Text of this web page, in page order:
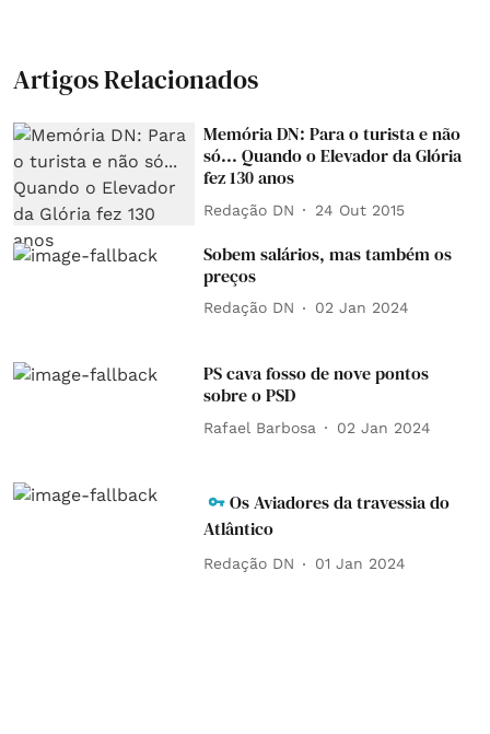
Artigos Relacionados
Memória DN: Para o turista e não
só... Quando o Elevador da Glória
fez 130 anos
Redação DN 24 Out 2015
Sobem salários, mas também os
preços
Redação DN 02 Jan 2024
PS cava fosso de nove pontos
sobre o PSD
Rafael Barbosa 02 Jan 2024
Os Aviadores da travessia do
Atlântico
Redação DN 01 Jan 2024